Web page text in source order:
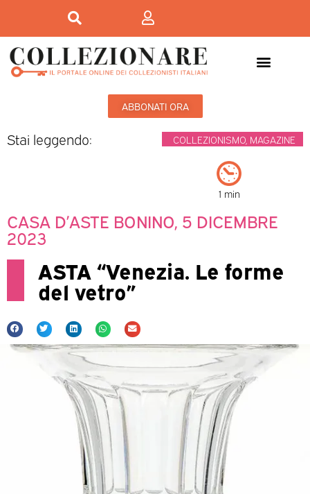
ABBONATI ORA
Stai leggendo: COLLEZIONISMO MAGAZINE
1 min
CASA D’ASTE BONINO, 5 DICEMBRE
2023
ASTA “Venezia. Le forme
del vetro”